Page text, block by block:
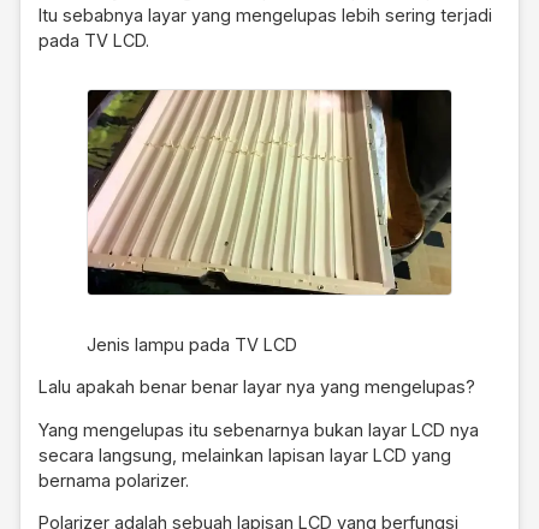
Itu sebabnya layar yang mengelupas lebih sering terjadi
pada TV LCD.
Jenis lampu pada TV LCD
Lalu apakah benar benar layar nya yang mengelupas?
Yang mengelupas itu sebenarnya bukan layar LCD nya
secara langsung, melainkan lapisan layar LCD yang
bernama polarizer.
Polarizer adalah sebuah lapisan LCD yang berfungsi